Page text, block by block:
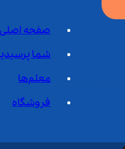
صفحه اصلی
شما
معلم‌ها
فروشگاه